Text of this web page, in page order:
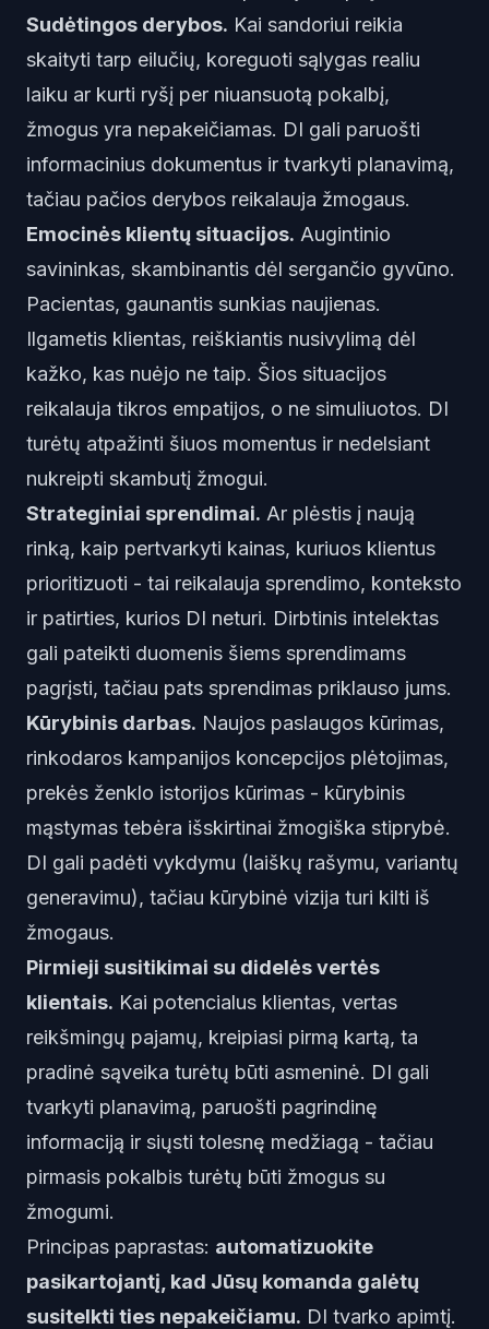
Sudėtingos derybos. Kai sandoriui reikia
skaityti tarp eilučių, koreguoti sąlygas realiu
laiku ar kurti ryšį per niuansuotą pokalbį,
žmogus yra nepakeičiamas. DI gali paruošti
informacinius dokumentus ir tvarkyti planavimą,
tačiau pačios derybos reikalauja žmogaus.
Emocinės klientų situacijos. Augintinio
savininkas, skambinantis dėl sergančio gyvūno.
Pacientas, gaunantis sunkias naujienas.
Ilgametis klientas, reiškiantis nusivylimą dėl
kažko, kas nuėjo ne taip. Šios situacijos
reikalauja tikros empatijos, o ne simuliuotos. DI
turėtų atpažinti šiuos momentus ir nedelsiant
nukreipti skambutį žmogui.
Strateginiai sprendimai. Ar plėstis į naują
rinką, kaip pertvarkyti kainas, kuriuos klientus
prioritizuoti - tai reikalauja sprendimo, konteksto
ir patirties, kurios DI neturi. Dirbtinis intelektas
gali pateikti duomenis šiems sprendimams
pagrįsti, tačiau pats sprendimas priklauso jums.
Kūrybinis darbas. Naujos paslaugos kūrimas,
rinkodaros kampanijos koncepcijos plėtojimas,
prekės ženklo istorijos kūrimas - kūrybinis
mąstymas tebėra išskirtinai žmogiška stiprybė.
DI gali padėti vykdymu (laiškų rašymu, variantų
generavimu), tačiau kūrybinė vizija turi kilti iš
žmogaus.
Pirmieji susitikimai su didelės vertės
klientais. Kai potencialus klientas, vertas
reikšmingų pajamų, kreipiasi pirmą kartą, ta
pradinė sąveika turėtų būti asmeninė. DI gali
tvarkyti planavimą, paruošti pagrindinę
informaciją ir siųsti tolesnę medžiagą - tačiau
pirmasis pokalbis turėtų būti žmogus su
žmogumi.
Principas paprastas: automatizuokite
pasikartojantį, kad Jūsų komanda galėtų
susitelkti ties nepakeičiamu. DI tvarko apimtį.